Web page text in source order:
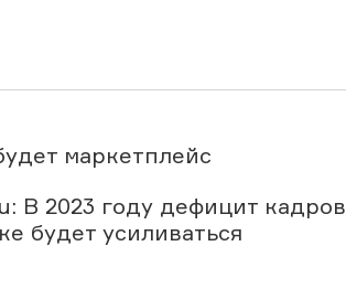
маркетплейс
В 2023 году дефицит кадров
будет усиливаться